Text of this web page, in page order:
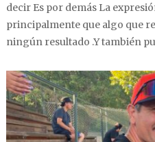
decir Es por demás La
principalmente que algo que
ningún resultado .Y también